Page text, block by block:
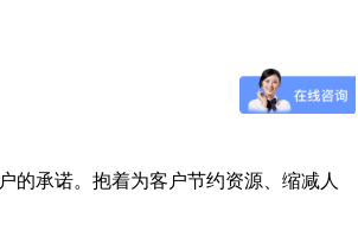
的承诺。抱着为客户节约资源、缩减人